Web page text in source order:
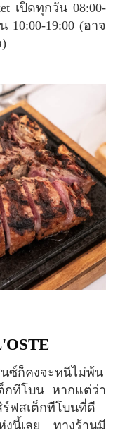
เปิดทุกวัน 08:00-
10:00-19:00 (อาจ
กทีโบน หากแต่ว่า
ฟสเต็กทีโบนที่ดี
นี้เลย ทางร้านมี